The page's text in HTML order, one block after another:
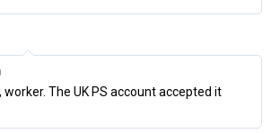
The UK PS account accepted it